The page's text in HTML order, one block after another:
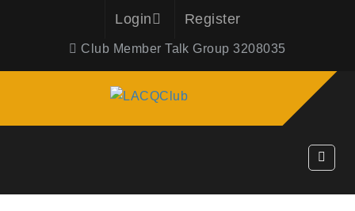
Login Register
Club Member Talk Group 3208035